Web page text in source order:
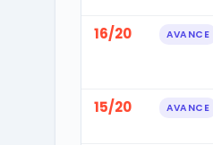
16/20 AVANCE
15/20 AVANCE